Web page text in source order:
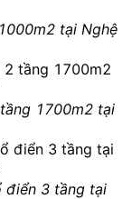
tại Nghệ
1700m2 tại
điển 3 tầng tại